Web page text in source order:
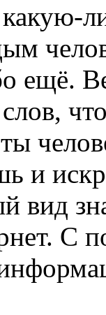
ещё.
и
вид
С